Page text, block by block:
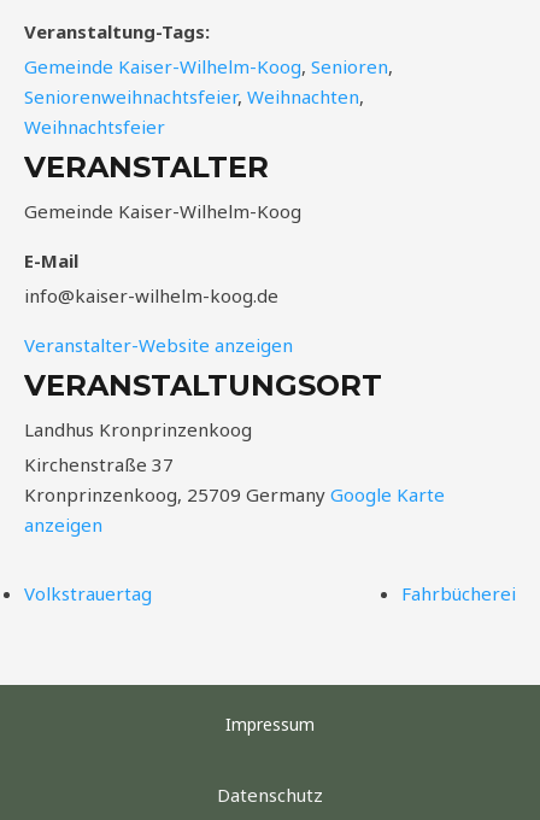
Veranstaltung-Tags:
Gemeinde Kaiser-Wilhelm-Koog, Senioren,
Seniorenweihnachtsfeier, Weihnachten,
Weihnachtsfeier
VERANSTALTUNGSORT
Landhus Kronprinzenkoog
Kirchenstraße 37
Kronprinzenkoog, 25709 Germany Google Karte
anzeigen
VERANSTALTER
Gemeinde Kaiser-Wilhelm-Koog
E-Mail
info@kaiser-wilhelm-koog.de
Veranstalter-Website anzeigen
Volkstrauertag Fahrbücherei
Impressum
Datenschutz